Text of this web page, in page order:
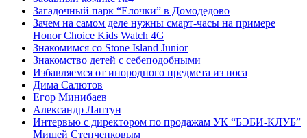
Загадочный парк “Елочки” в Домодедово
Зачем на самом деле нужны смарт-часы на примере
Honor Choice Kids Watch 4G
Знакомимся со Stone Island Junior
Знакомство детей с себеподобными
Избавляемся от инородного предмета из носа
Дима Салютов
Егор Минибаев
Александр Лаптун
Интервью с директором по продажам УК “БЭБИ-КЛУБ”
Мишей Степченковым